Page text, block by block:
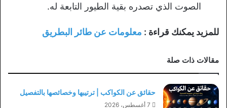
الصوت الذي تصدره بقية الطيور التابعة له.
للمزيد يمكنك قراءة : معلومات عن طائر البطريق
مقالات ذات صلة
حقائق عن الكواكب | ترتيبها وخصائصها بالتفصيل
7 أغسطس، 2026